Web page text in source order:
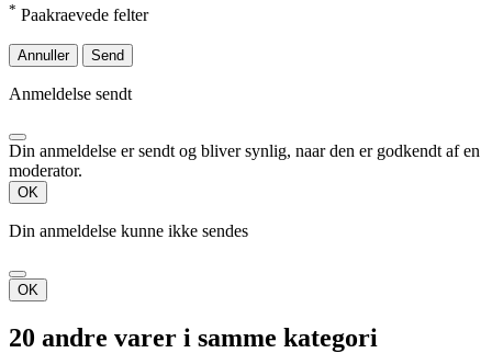
* Paakraevede felter
Annuller Send
Anmeldelse sendt
Din anmeldelse er sendt og bliver synlig, naar den er godkendt af en
moderator.
OK
Din anmeldelse kunne ikke sendes
OK
20 andre varer i samme kategori